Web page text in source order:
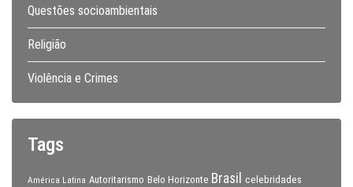
Questões socioambientais
Religião
Violência e Crimes
Tags
América Latina Autoritarismo Belo Horizonte Brasil celebridades